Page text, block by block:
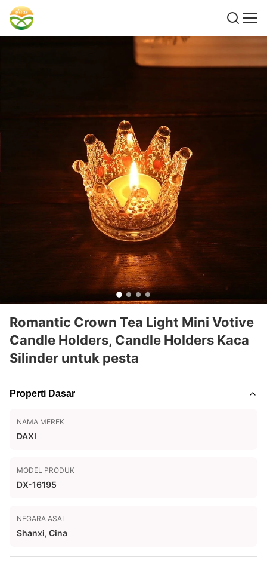
Romantic Crown Tea Light Mini Votive
Candle Holders, Candle Holders Kaca
Silinder untuk pesta
Properti Dasar
NAMA MEREK
DAXI
MODEL PRODUK
DX-16195
NEGARA ASAL
Shanxi, Cina